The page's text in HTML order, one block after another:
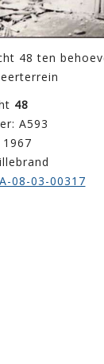
48 ten
48
A593
A-08-03-00317